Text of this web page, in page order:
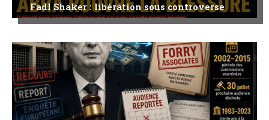
Fadl Shaker : libération sous controverse